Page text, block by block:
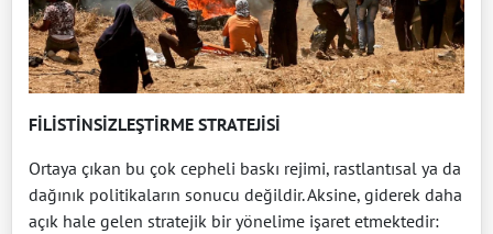
FİLİSTİNSİZLEŞTİRME STRATEJİSİ
Ortaya çıkan bu çok cepheli baskı rejimi, rastlantısal ya da
dağınık politikaların sonucu değildir. Aksine, giderek daha
açık hale gelen stratejik bir yönelime işaret etmektedir: